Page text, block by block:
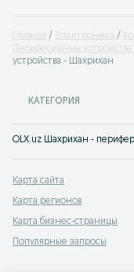
Главная Электроника
Периферийные
устройства - Шахрихан
КАТЕГОРИЯ
OLX.uz Шахрихан -
Карта сайта
Карта регионов
Карта бизнес-страницы
Популярные запросы